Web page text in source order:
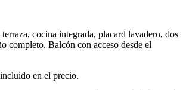
cocina integrada, placard lavadero, dos
completo. Balcón con acceso desde el
en el precio.